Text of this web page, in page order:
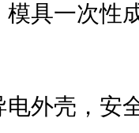
模具一次性
外壳，安